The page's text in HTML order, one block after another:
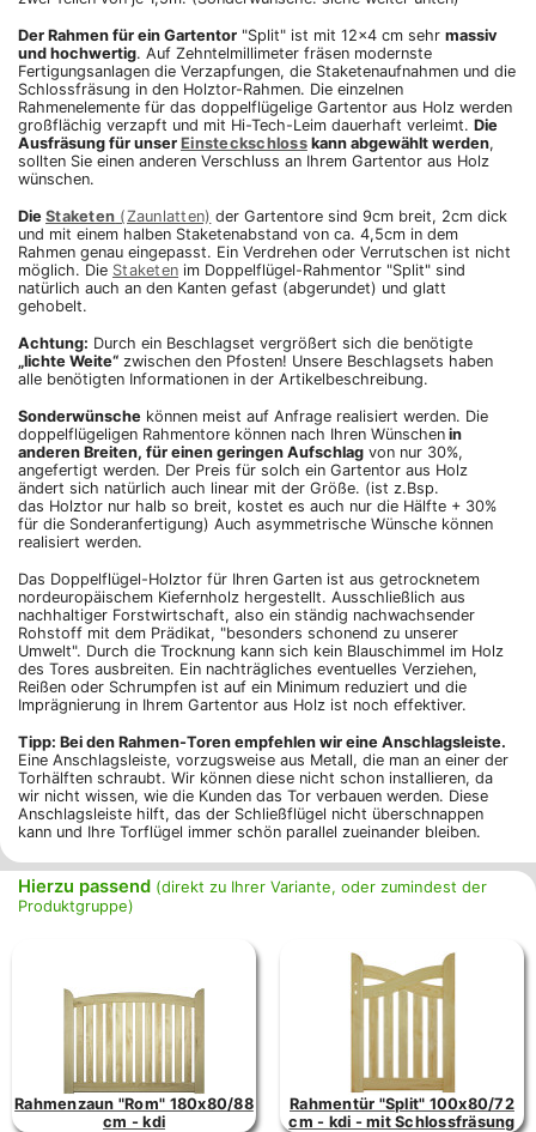
Der Rahmen für ein Gartentor "Split" ist mit 12x4 cm sehr massiv
und hochwertig. Auf Zehntelmillimeter fräsen modernste
Fertigungsanlagen die Verzapfungen, die Staketenaufnahmen und die
Schlossfräsung in den Holztor-Rahmen. Die einzelnen
Rahmenelemente für das doppelflügelige Gartentor aus Holz werden
großflächig verzapft und mit Hi-Tech-Leim dauerhaft verleimt. Die
Ausfräsung für unser Einsteckschlosskann abgewählt werden,
sollten Sie einen anderen Verschluss an Ihrem Gartentor aus Holz
wünschen.
Die Staketen (Zaunlatten) der Gartentore sind 9cm breit, 2cm dick
und mit einem halben Staketenabstand von ca. 4,5cm in dem
Rahmen genau eingepasst. Ein Verdrehen oder Verrutschen ist nicht
möglich. Die Staketen im Doppelflügel-Rahmentor "Split" sind
natürlich auch an den Kanten gefast (abgerundet) und glatt
gehobelt.
Achtung: Durch ein Beschlagset vergrößert sich die benötigte
„lichte Weite“ zwischen den Pfosten! Unsere Beschlagsets haben
alle benötigten Informationen in der Artikelbeschreibung.
Sonderwünsche können meist auf Anfrage realisiert werden. Die
doppelflügeligen Rahmentore können nach Ihren Wünschen in
anderen Breiten, für einen geringen Aufschlag von nur 30%,
angefertigt werden. Der Preis für solch ein Gartentor aus Holz
ändert sich natürlich auch linear mit der Größe. (ist z.Bsp.
das Holztor nur halb so breit, kostet es auch nur die Hälfte + 30%
für die Sonderanfertigung) Auch asymmetrische Wünsche können
realisiert werden.
Das Doppelflügel-Holztor für Ihren Garten ist aus getrocknetem
nordeuropäischem Kiefernholz hergestellt. Ausschließlich aus
nachhaltiger Forstwirtschaft, also ein ständig nachwachsender
Rohstoff mit dem Prädikat, "besonders schonend zu unserer
Umwelt". Durch die Trocknung kann sich kein Blauschimmel im Holz
des Tores ausbreiten. Ein nachträgliches eventuelles Verziehen,
Reißen oder Schrumpfen ist auf ein Minimum reduziert und die
Imprägnierung in Ihrem Gartentor aus Holz ist noch effektiver.
Tipp: Bei den Rahmen-Toren empfehlen wir eine Anschlagsleiste.
Eine Anschlagsleiste, vorzugsweise aus Metall, die man an einer der
Torhälften schraubt. Wir können diese nicht schon installieren, da
wir nicht wissen, wie die Kunden das Tor verbauen werden. Diese
Anschlagsleiste hilft, das der Schließflügel nicht überschnappen
kann und Ihre Torflügel immer schön parallel zueinander bleiben.
Hierzu passend (direkt zu Ihrer Variante, oder zumindest der
Produktgruppe)
Rahmenzaun "Rom" 180x80/88
cm - kdi
Rahmentür "Split" 100x80/72
cm - kdi - mit Schlossfräsung